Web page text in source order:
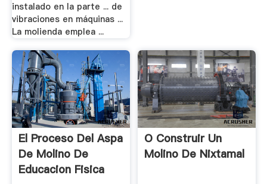
instalado en la parte ... de
vibraciones en máquinas ...
La molienda emplea ...
El Proceso Del Aspa
De Molino De
Educacion Fisica
O Construir Un
Molino De Nixtamal